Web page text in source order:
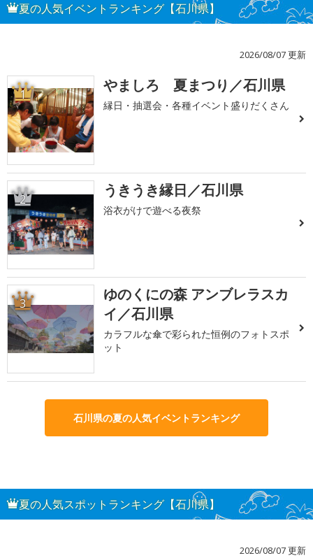
夏の人気イベントランキング【石川県】
2026/08/07 更新
1 やましろ 夏まつり／石川県
縁日・抽選会・各種イベント盛りだくさん
2 うきうき縁日／石川県
浴衣がけで遊べる夜祭
3
ゆのくにの森 アンブレラスカ
イ／石川県
カラフルな傘で彩られた恒例のフォトスポ
ット
石川県の夏の人気イベントランキング
夏の人気スポットランキング【石川県】
2026/08/07 更新